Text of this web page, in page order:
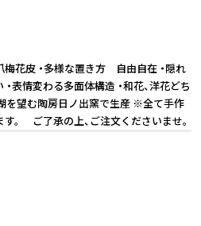
花皮 ・多様な置き方 自由自在 ・隠れ
表情変わる多面体構造 ・和花、洋花どち
を望む陶房日ノ出窯で生産 ※全て手作
。 ご了承の上、ご注文くださいませ。